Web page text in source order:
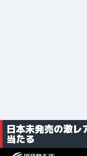
日本未発売の激
当たる